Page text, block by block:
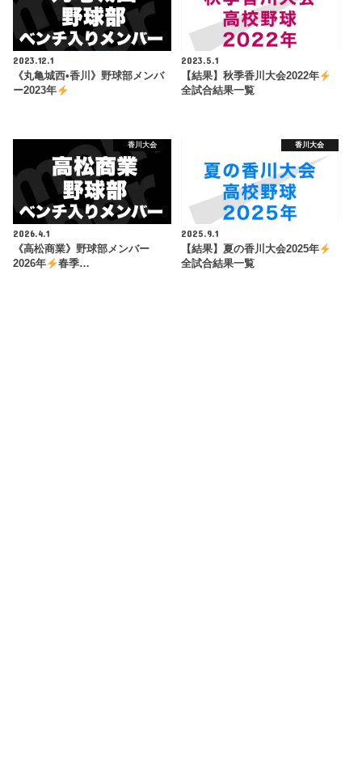
2023.12.1
《丸亀城西•香川》野球部メンバ
ー2023年
2023.5.1
【結果】秋季香川大会2022年
全試合結果一覧
香川大会
2026.4.1
《高松商業》野球部メンバー
2026年
春季…
香川大会
2025.9.1
【結果】夏の香川大会2025年
全試合結果一覧